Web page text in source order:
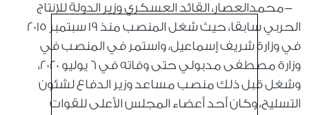
محمد-
العصار، القائد العسكري وزير الدولة للإنتاج
الحربي سابقا، حيث شغل المنصب منذ 19 سبتمبر 2015
في وزارة شريف إسماعيل، واستمر في المنصب في
وزارة مصطفى مدبولي حتى وفاته في 6 يوليو 2020،
وشغل قبل ذلك منصب مساعد وزير الدفاع لشئون
التسليح، وكان أحد أعضاء المجلس الأعلى للقوات